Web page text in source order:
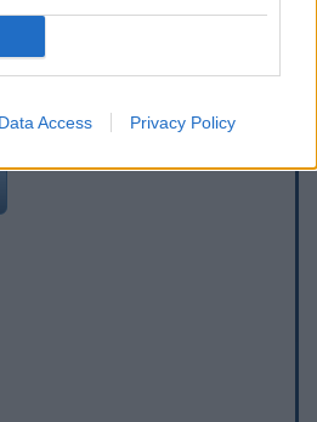
Data Access Privacy Policy